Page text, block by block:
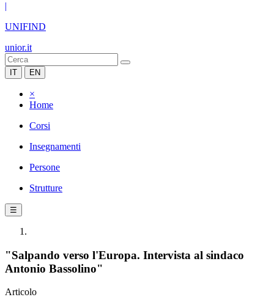
|
UNIFIND
unior.it
IT EN
×
Home
Corsi
Insegnamenti
Persone
Strutture
☰
"Salpando verso l'Europa. Intervista al sindaco
Antonio Bassolino"
Articolo